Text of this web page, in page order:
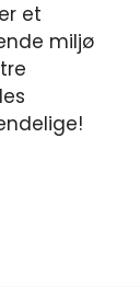
et
miljø